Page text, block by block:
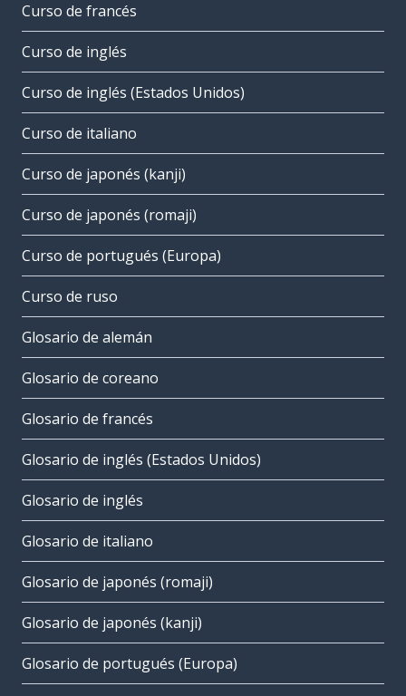
Curso de francés
Curso de inglés
Curso de inglés (Estados Unidos)
Curso de italiano
Curso de japonés (kanji)
Curso de japonés (romaji)
Curso de portugués (Europa)
Curso de ruso
Glosario de alemán
Glosario de coreano
Glosario de francés
Glosario de inglés (Estados Unidos)
Glosario de inglés
Glosario de italiano
Glosario de japonés (romaji)
Glosario de japonés (kanji)
Glosario de portugués (Europa)